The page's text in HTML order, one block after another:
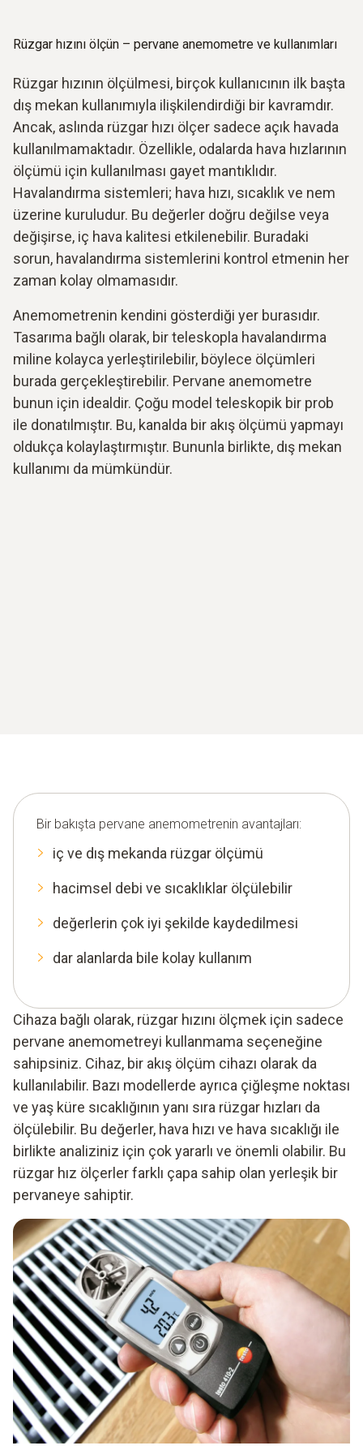
Rüzgar hızını ölçün – pervane anemometre ve kullanımları
Rüzgar hızının ölçülmesi, birçok kullanıcının ilk başta
dış mekan kullanımıyla ilişkilendirdiği bir kavramdır.
Ancak, aslında rüzgar hızı ölçer sadece açık havada
kullanılmamaktadır. Özellikle, odalarda hava hızlarının
ölçümü için kullanılması gayet mantıklıdır.
Havalandırma sistemleri; hava hızı, sıcaklık ve nem
üzerine kuruludur. Bu değerler doğru değilse veya
değişirse, iç hava kalitesi etkilenebilir. Buradaki
sorun, havalandırma sistemlerini kontrol etmenin her
zaman kolay olmamasıdır.
Anemometrenin kendini gösterdiği yer burasıdır.
Tasarıma bağlı olarak, bir teleskopla havalandırma
miline kolayca yerleştirilebilir, böylece ölçümleri
burada gerçekleştirebilir. Pervane anemometre
bunun için idealdir. Çoğu model teleskopik bir prob
ile donatılmıştır. Bu, kanalda bir akış ölçümü yapmayı
oldukça kolaylaştırmıştır. Bununla birlikte, dış mekan
kullanımı da mümkündür.
Bir bakışta pervane anemometrenin avantajları:
iç ve dış mekanda rüzgar ölçümü
hacimsel debi ve sıcaklıklar ölçülebilir
değerlerin çok iyi şekilde kaydedilmesi
dar alanlarda bile kolay kullanım
Cihaza bağlı olarak, rüzgar hızını ölçmek için sadece
pervane anemometreyi kullanmama seçeneğine
sahipsiniz. Cihaz, bir akış ölçüm cihazı olarak da
kullanılabilir. Bazı modellerde ayrıca çiğleşme noktası
ve yaş küre sıcaklığının yanı sıra rüzgar hızları da
ölçülebilir. Bu değerler, hava hızı ve hava sıcaklığı ile
birlikte analiziniz için çok yararlı ve önemli olabilir. Bu
rüzgar hız ölçerler farklı çapa sahip olan yerleşik bir
pervaneye sahiptir.